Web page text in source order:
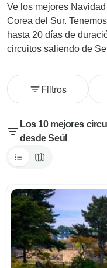
Ve los mejores
Corea del Sur.
hasta 20 días de
circuitos saliendo de
Filtros
Los 10 mejores
desde Seúl